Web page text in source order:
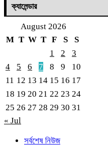
ক্যালেন্ডার
August 2026
M T W T F S
S
1
2
3
4
5 6 7 8 9
10
11 12 13 14 15 16 17
18 19 20 21 22 23 24
25 26 27 28 29 30 31
« Jul
সর্বশেষ নিউজ